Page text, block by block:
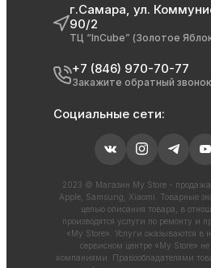
г.Самара, ул.
90/2
ТЦ “InCube” (Золотое
+7 (846) 970-70-77
Закажите обратный звонок
Социальные сети:
2023 © Магазин My Store - продажа
Apple, Samsung, Xiaomi. Товарные
целью описания товара, в
производятся услуги по ремонту и
«My Store». Услуги оказываются в
сервисном центре «My Store»
компаниями. Правообладателями